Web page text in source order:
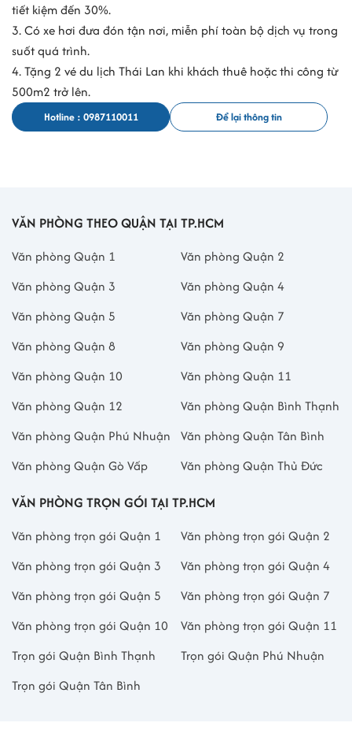
tiết kiệm đến 30%.
3. Có xe hơi đưa đón tận nơi, miễn phí toàn bộ dịch vụ trong
suốt quá trình.
4. Tặng 2 vé du lịch Thái Lan khi khách thuê hoặc thi công từ
500m2 trở lên.
Hotline : 0987110011 Để lại thông tin
VĂN PHÒNG THEO QUẬN TẠI TP.HCM
Văn phòng Quận 1
Văn phòng Quận 2
Văn phòng Quận 3
Văn phòng Quận 4
Văn phòng Quận 5
Văn phòng Quận 7
Văn phòng Quận 8
Văn phòng Quận 9
Văn phòng Quận 10
Văn phòng Quận 11
Văn phòng Quận 12
Văn phòng Quận Bình Thạnh
Văn phòng Quận Phú Nhuận
Văn phòng Quận Tân Bình
Văn phòng Quận Gò Vấp
Văn phòng Quận Thủ Đức
VĂN PHÒNG TRỌN GÓI TẠI TP.HCM
Văn phòng trọn gói Quận 1
Văn phòng trọn gói Quận 2
Văn phòng trọn gói Quận 3
Văn phòng trọn gói Quận 4
Văn phòng trọn gói Quận 5
Văn phòng trọn gói Quận 7
Văn phòng trọn gói Quận 10
Văn phòng trọn gói Quận 11
Trọn gói Quận Bình Thạnh
Trọn gói Quận Phú Nhuận
Trọn gói Quận Tân Bình